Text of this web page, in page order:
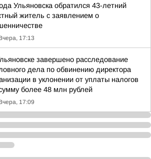
Ульяновска обратился 43-летний
житель с заявлением о
17:13
завершено расследование
дела по обвинению директора
в уклонении от уплаты налогов
более 48 млн рублей
17:09